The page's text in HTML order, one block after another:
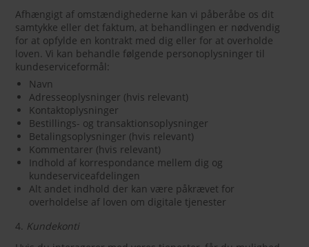
Afhængigt af omstændighederne kan vi påberåbe os dit
samtykke eller det faktum, at behandlingen er nødvendig
for at opfylde en kontrakt med dig eller for at overholde
loven. Vi kan behandle følgende personoplysninger til
kundeserviceformål:
Navn
Adresseoplysninger (hvis relevant)
Kontaktoplysninger
Bestillings- og transaktionsoplysninger
Betalingsoplysninger (hvis relevant)
Kommentarer (hvis relevant)
Indhold af korrespondance mellem dig og
kundeserviceafdelingen
Alt andet indhold der kan være påkrævet for
overholdelse af loven om digitale tjenester
4. Kundekonti